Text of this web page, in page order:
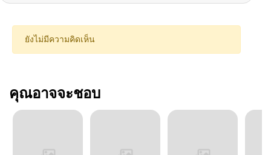
ยังไม่มีความคิดเห็น
คุณอาจจะชอบ